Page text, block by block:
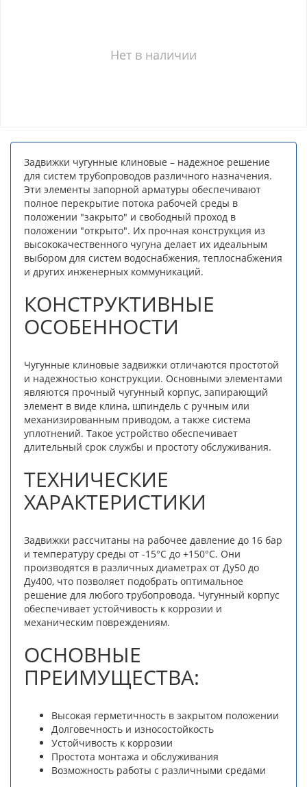
Нет в наличии
Задвижки чугунные клиновые – надежное решение
для систем трубопроводов различного назначения.
Эти элементы запорной арматуры обеспечивают
полное перекрытие потока рабочей среды в
положении "закрыто" и свободный проход в
положении "открыто". Их прочная конструкция из
высококачественного чугуна делает их идеальным
выбором для систем водоснабжения, теплоснабжения
и других инженерных коммуникаций.
КОНСТРУКТИВНЫЕ
ОСОБЕННОСТИ
Чугунные клиновые задвижки отличаются простотой
и надежностью конструкции. Основными элементами
являются прочный чугунный корпус, запирающий
элемент в виде клина, шпиндель с ручным или
механизированным приводом, а также система
уплотнений. Такое устройство обеспечивает
длительный срок службы и простоту обслуживания.
ТЕХНИЧЕСКИЕ
ХАРАКТЕРИСТИКИ
Задвижки рассчитаны на рабочее давление до 16 бар
и температуру среды от -15°C до +150°C. Они
производятся в различных диаметрах от Ду50 до
Ду400, что позволяет подобрать оптимальное
решение для любого трубопровода. Чугунный корпус
обеспечивает устойчивость к коррозии и
механическим повреждениям.
ОСНОВНЫЕ
ПРЕИМУЩЕСТВА:
Высокая герметичность в закрытом положении
Долговечность и износостойкость
Устойчивость к коррозии
Простота монтажа и обслуживания
Возможность работы с различными средами